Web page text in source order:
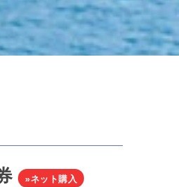
»ネット購入